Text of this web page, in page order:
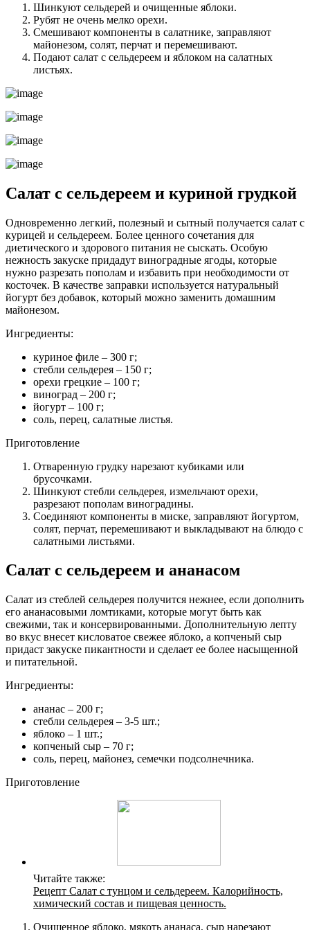
Шинкуют сельдерей и очищенные яблоки.
Рубят не очень мелко орехи.
Смешивают компоненты в салатнике, заправляют
майонезом, солят, перчат и перемешивают.
Подают салат с сельдереем и яблоком на салатных
листьях.
Салат с сельдереем и куриной грудкой
Одновременно легкий, полезный и сытный получается салат с
курицей и сельдереем. Более ценного сочетания для
диетического и здорового питания не сыскать. Особую
нежность закуске придадут виноградные ягоды, которые
нужно разрезать пополам и избавить при необходимости от
косточек. В качестве заправки используется натуральный
йогурт без добавок, который можно заменить домашним
майонезом.
Ингредиенты:
куриное филе – 300 г;
стебли сельдерея – 150 г;
орехи грецкие – 100 г;
виноград – 200 г;
йогурт – 100 г;
соль, перец, салатные листья.
Приготовление
Отваренную грудку нарезают кубиками или
брусочками.
Шинкуют стебли сельдерея, измельчают орехи,
разрезают пополам виноградины.
Соединяют компоненты в миске, заправляют йогуртом,
солят, перчат, перемешивают и выкладывают на блюдо с
салатными листьями.
Салат с сельдереем и ананасом
Салат из стеблей сельдерея получится нежнее, если дополнить
его ананасовыми ломтиками, которые могут быть как
свежими, так и консервированными. Дополнительную лепту
во вкус внесет кисловатое свежее яблоко, а копченый сыр
придаст закуске пикантности и сделает ее более насыщенной
и питательной.
Ингредиенты:
ананас – 200 г;
стебли сельдерея – 3-5 шт.;
яблоко – 1 шт.;
копченый сыр – 70 г;
соль, перец, майонез, семечки подсолнечника.
Приготовление
Читайте также:
Рецепт Салат с тунцом и сельдереем. Калорийность,
химический состав и пищевая ценность.
Очищенное яблоко, мякоть ананаса, сыр нарезают